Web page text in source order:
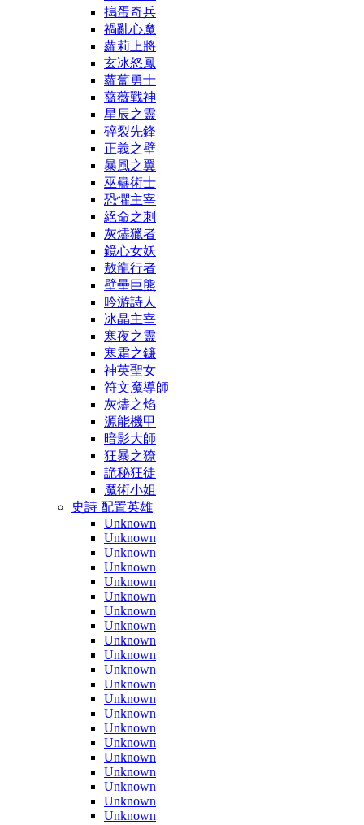
搗蛋奇兵
禍亂心魔
蘿莉上將
玄冰怒鳳
蘿蔔勇士
薔薇戰神
星辰之靈
碎裂先鋒
正義之壁
暴風之翼
巫蠱術士
恐懼主宰
絕命之刺
灰燼獵者
鏡心女妖
敖龍行者
壁壘巨熊
吟游詩人
冰晶主宰
寒夜之靈
寒霜之鐮
神英聖女
符文魔導師
灰燼之焰
源能機甲
暗影大師
狂暴之獠
詭秘狂徒
魔術小姐
史詩 配置英雄
Unknown
Unknown
Unknown
Unknown
Unknown
Unknown
Unknown
Unknown
Unknown
Unknown
Unknown
Unknown
Unknown
Unknown
Unknown
Unknown
Unknown
Unknown
Unknown
Unknown
Unknown